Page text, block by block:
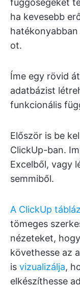
függőségeket
ha kevesebb
ot.
Íme egy rövid
adatbázist
funkcionális
Először is be
ClickUp-ban.
Excelből, vagy
semmiből.
A ClickUp
tömeges
nézeteket,
követhesse az
is vizualizálja,
elkészíthesse